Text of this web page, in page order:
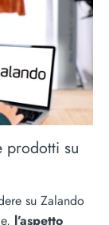
prodotti su
su Zalando
l’aspetto